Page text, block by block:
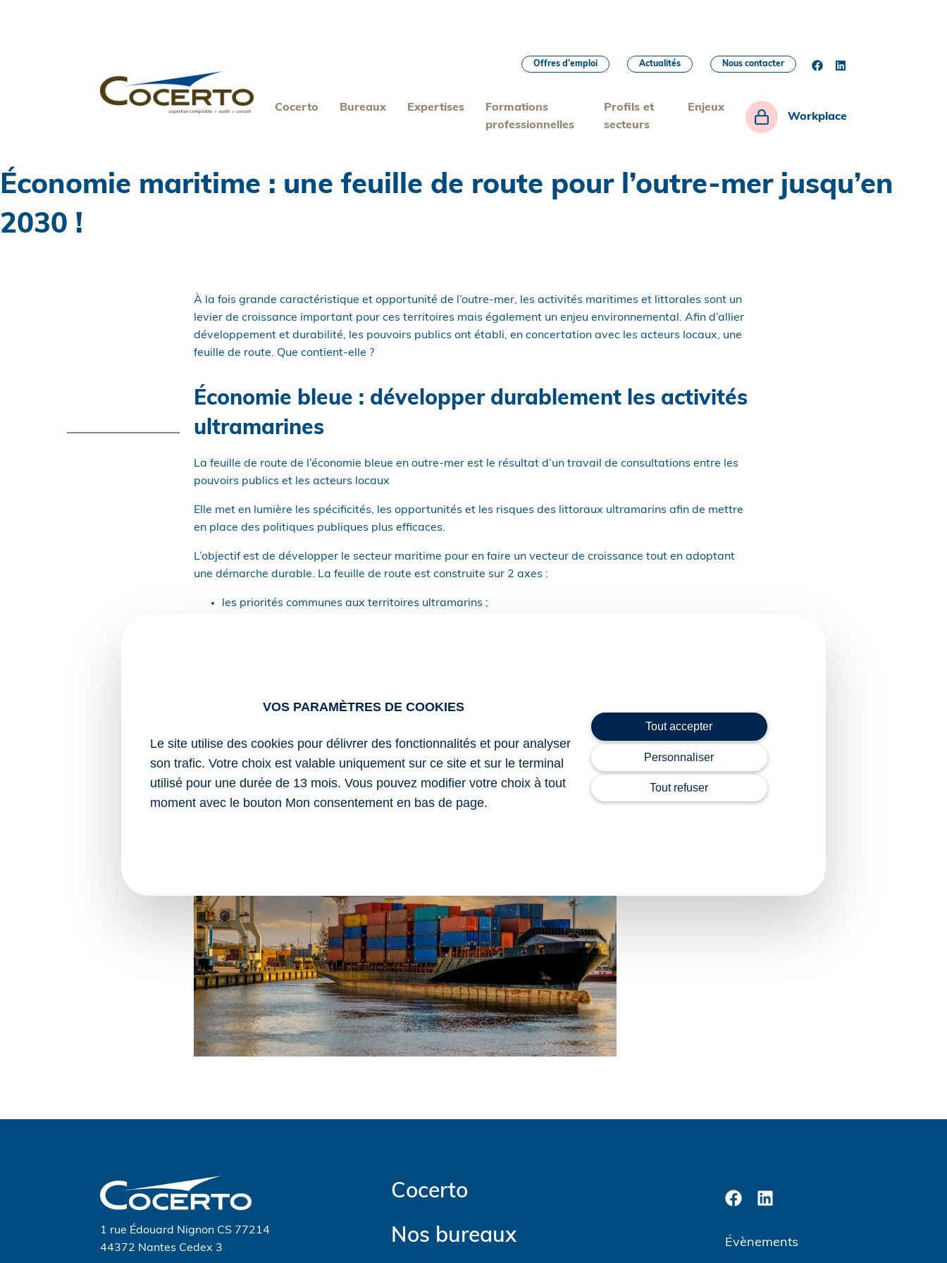
Cocerto Bureaux Expertises
Formations
professionnelles
Profils et
secteurs
Enjeux
Workplace
Offres d’emploi Actualités Nous contacter
Économie maritime : une feuille de route pour l’outre-mer jusqu’en
2030 !
À la fois grande caractéristique et opportunité de l’outre-mer, les activités maritimes et littorales sont un
levier de croissance important pour ces territoires mais également un enjeu environnemental. Afin d’allier
développement et durabilité, les pouvoirs publics ont établi, en concertation avec les acteurs locaux, une
feuille de route. Que contient-elle ?
Économie bleue : développer durablement les activités
ultramarines
La feuille de route de l’économie bleue en outre-mer est le résultat d’un travail de consultations entre les
pouvoirs publics et les acteurs locaux
Elle met en lumière les spécificités, les opportunités et les risques des littoraux ultramarins afin de mettre
en place des politiques publiques plus efficaces.
L’objectif est de développer le secteur maritime pour en faire un vecteur de croissance tout en adoptant
une démarche durable. La feuille de route est construite sur 2 axes :
les priorités communes aux territoires ultramarins ;
Actualité du ministère des Outre-mer du 8 octobre 2025 : « Feuille de route pour l’économie bleue
Économie maritime : une feuille de route pour l’outre-mer jusqu’en 2030 ! – © Copyright WebLex
1 rue Édouard Nignon CS 77214
44372 Nantes Cedex 3
Cocerto
Nos bureaux Évènements
VOS PARAMÈTRES DE COOKIES
Le site utilise des cookies pour délivrer des fonctionnalités et pour analyser
son trafic. Votre choix est valable uniquement sur ce site et sur le terminal
utilisé pour une durée de 13 mois. Vous pouvez modifier votre choix à tout
moment avec le bouton Mon consentement en bas de page.
Tout accepter
Personnaliser
Tout refuser